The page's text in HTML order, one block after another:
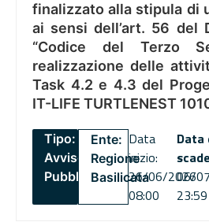
finalizzato alla stipula di
ai sensi dell’art. 56 del
“Codice del Terzo
realizzazione delle
Task 4.2 e 4.3 del
IT-LIFE TURTLENEST
Tipo:
Avviso
Pubblico
Ente:
Regione
Basilicata
Data
inizio:
26/06/2026
08:00
Data
06/
23:59